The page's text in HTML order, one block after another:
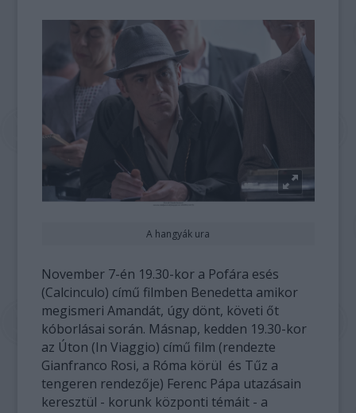
A hangyák ura
November 7-én 19.30-kor a Pofára esés
(Calcinculo) című filmben Benedetta amikor
megismeri Amandát, úgy dönt, követi őt
kóborlásai során. Másnap, kedden 19.30-kor
az Úton (In Viaggio) című film (rendezte
Gianfranco Rosi, a Róma körül és Tűz a
tengeren rendezője) Ferenc Pápa utazásain
keresztül - korunk központi témáit - a